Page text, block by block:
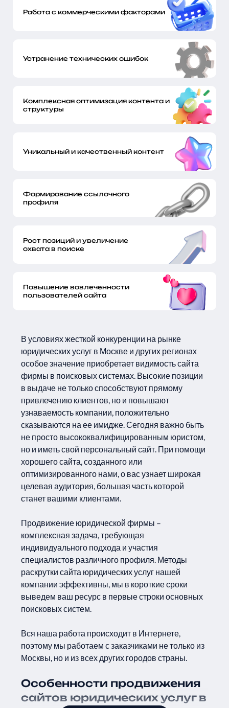
Работа с коммерческими факторами
Устранение технических ошибок
Комплексная оптимизация контента и
структуры
Уникальный и качественный контент
Формирование ссылочного
профиля
Рост позиций и увеличение
охвата в поиске
Повышение вовлеченности
пользователей сайта
В условиях жесткой конкуренции на рынке
юридических услуг в Москве и других регионах
особое значение приобретает видимость сайта
фирмы в поисковых системах. Высокие позиции
в выдаче не только способствуют прямому
привлечению клиентов, но и повышают
узнаваемость компании, положительно
сказываются на ее имидже. Сегодня важно быть
не просто высококвалифицированным юристом,
но и иметь свой персональный сайт. При помощи
хорошего сайта, созданного или
оптимизированного нами, о вас узнает широкая
целевая аудитория, большая часть которой
станет вашими клиентами.
Продвижение юридической фирмы –
комплексная задача, требующая
индивидуального подхода и участия
специалистов различного профиля. Методы
раскрутки сайта юридических услуг нашей
компании эффективны, мы в короткие сроки
выведем ваш ресурс в первые строки основных
поисковых систем.
Вся наша работа происходит в Интернете,
поэтому мы работаем с заказчиками не только из
Москвы, но и из всех других городов страны.
Особенности продвижения
сайтов юридических услуг в